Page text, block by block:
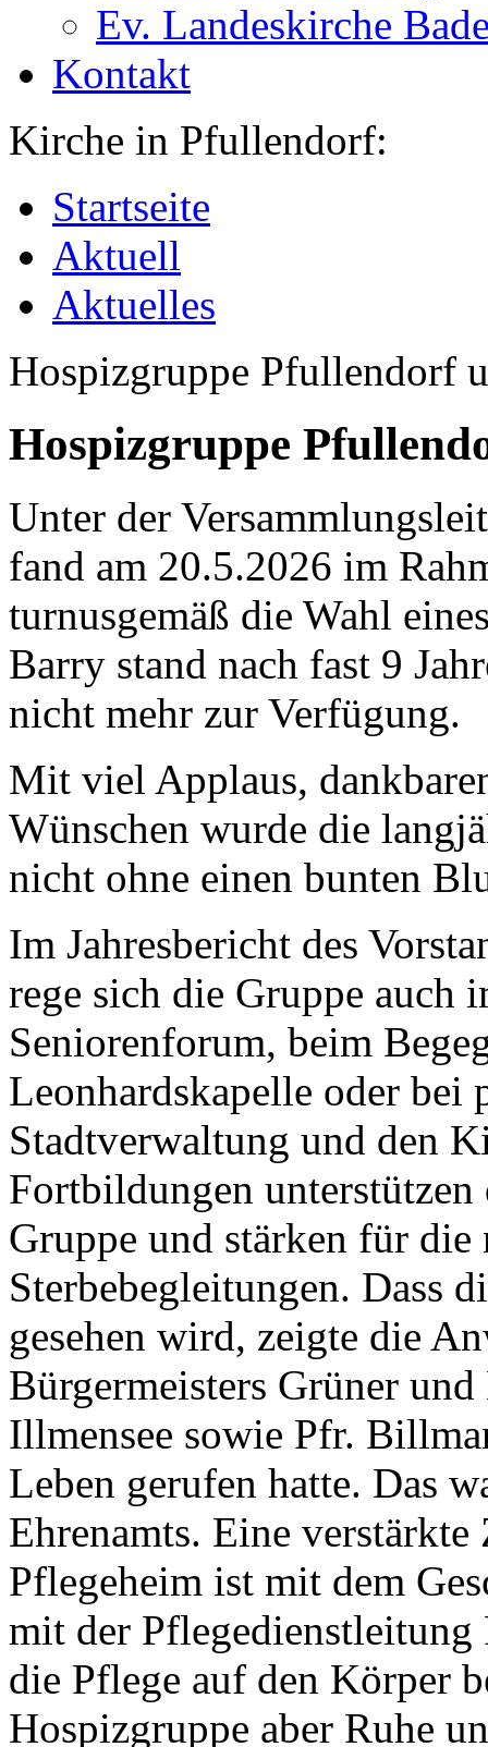
Ev. Landeskirche
Kontakt
Kirche in Pfullendorf:
Startseite
Aktuell
Aktuelles
Hospizgruppe Pfullendorf
Hospizgruppe
Unter der
fand am 20.5.2026 im
turnusgemäß die Wahl
Barry stand nach fast 9
nicht mehr zur Verfügung.
Mit viel Applaus,
Wünschen wurde die
nicht ohne einen bunten
Im Jahresbericht des
rege sich die Gruppe auch
Seniorenforum, beim
Leonhardskapelle oder bei
Stadtverwaltung und den
Fortbildungen unterstützen
Gruppe und stärken für
Sterbebegleitungen. Dass
gesehen wird, zeigte die
Bürgermeisters Grüner
Illmensee sowie Pfr.
Leben gerufen hatte. Das
Ehrenamts. Eine
Pflegeheim ist mit dem
mit der
die Pflege auf den Körper
Hospizgruppe aber Ruhe